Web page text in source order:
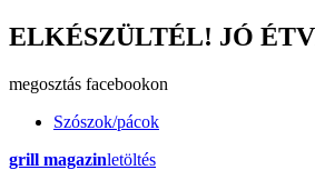
ELKÉSZÜLTÉL! JÓ
megosztás facebookon
Szószok/pácok
grill magazinletöltés